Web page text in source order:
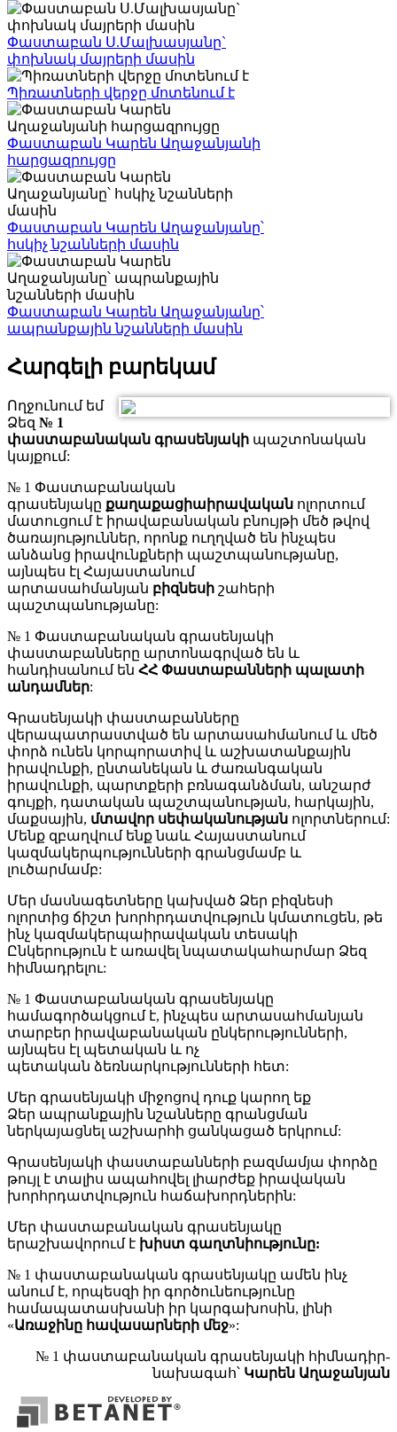
Փաստաբան Ս.Մալխասյանը`
փոխնակ մայրերի մասին
Պիռատների վերջը մոտենում է
Փաստաբան Կարեն Աղաջանյանի
հարցազրույցը
Փաստաբան Կարեն Աղաջանյանը՝
հսկիչ նշանների մասին
Փաստաբան Կարեն Աղաջանյանը՝
ապրանքային նշանների մասին
Հարգելի բարեկամ
Ողջունում եմ
Ձեզ № 1
փաստաբանական գրասենյակի պաշտոնական
կայքում:
№ 1 Փաստաբանական
գրասենյակը քաղաքացիաիրավական ոլորտում
մատուցում է իրավաբանական բնույթի մեծ թվով
ծառայություններ, որոնք ուղղված են ինչպես
անձանց իրավունքների պաշտպանությանը,
այնպես էլ Հայաստանում
արտասահմանյան բիզնեսի շահերի
պաշտպանությանը:
№ 1 Փաստաբանական գրասենյակի
փաստաբանները արտոնագրված են և
հանդիսանում են ՀՀ Փաստաբանների պալատի
անդամներ:
Գրասենյակի փաստաբանները
վերապատրաստված են արտասահմանում և մեծ
փորձ ունեն կորպորատիվ և աշխատանքային
իրավունքի, ընտանեկան և ժառանգական
իրավունքի, պարտքերի բռնագանձման, անշարժ
գույքի, դատական պաշտպանության, հարկային,
մաքսային, մտավոր սեփականության ոլորտներում:
Մենք զբաղվում ենք նաև Հայաստանում
կազմակերպությունների գրանցմամբ և
լուծարմամբ:
Մեր մասնագետները կախված Ձեր բիզնեսի
ոլորտից ճիշտ խորհրդատվություն կմատուցեն, թե
ինչ կազմակերպաիրավական տեսակի
Ընկերություն է առավել նպատակահարմար Ձեզ
հիմնադրելու:
№ 1 Փաստաբանական գրասենյակը
համագործակցում է, ինչպես արտասահմանյան
տարբեր իրավաբանական ընկերությունների,
այնպես էլ պետական և ոչ
պետական ձեռնարկությունների հետ:
Մեր գրասենյակի միջոցով դուք կարող եք
Ձեր ապրանքային նշանները գրանցման
ներկայացնել աշխարհի ցանկացած երկրում:
Գրասենյակի փաստաբանների բազմամյա փորձը
թույլ է տալիս ապահովել լիարժեք իրավական
խորհրդատվություն հաճախորդներին:
Մեր փաստաբանական գրասենյակը
երաշխավորում է խիստ գաղտնիությունը:
№ 1 փաստաբանական գրասենյակը ամեն ինչ
անում է, որպեսզի իր գործունեությունը
համապատասխանի իր կարգախոսին, լինի
«Առաջինը հավասարների մեջ»:
№ 1 փաստաբանական գրասենյակի հիմնադիր-
նախագահ՝ Կարեն Աղաջանյան